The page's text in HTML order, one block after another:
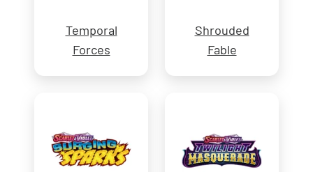
Temporal
Forces
Shrouded
Fable